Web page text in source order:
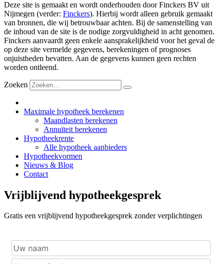
Deze site is gemaakt en wordt onderhouden door Finckers BV uit
Nijmegen (verder: Finckers). Hierbij wordt alleen gebruik gemaakt
van bronnen, die wij betrouwbaar achten. Bij de samenstelling van
de inhoud van de site is de nodige zorgvuldigheid in acht genomen.
Finckers aanvaardt geen enkele aansprakelijkheid voor het geval de
op deze site vermelde gegevens, berekeningen of prognoses
onjuistheden bevatten. Aan de gegevens kunnen geen rechten
worden ontleend.
Zoeken
Maximale hypotheek berekenen
Maandlasten berekenen
Annuïteit berekenen
Hypotheekrente
Alle hypotheek aanbieders
Hypotheekvormen
Nieuws & Blog
Contact
Vrijblijvend hypotheekgesprek
Gratis een vrijblijvend hypotheekgesprek zonder verplichtingen